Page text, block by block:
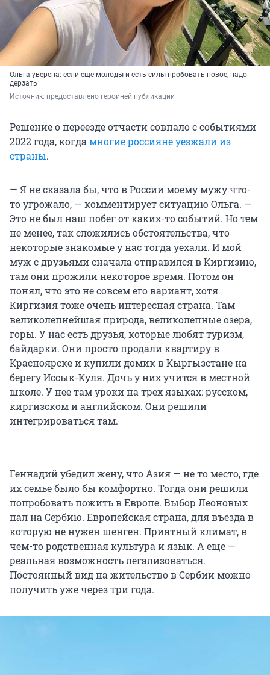
Ольга уверена: если еще молоды и есть силы пробовать новое, надо
дерзать
Источник: предоставлено героиней публикации
Решение о переезде отчасти совпало с событиями
2022 года, когдамногие россияне уезжали из
страны.
— Я не сказала бы, что в России моему мужу что-
то угрожало, — комментирует ситуацию Ольга. —
Это не был наш побег от каких-то событий. Но тем
не менее, так сложились обстоятельства, что
некоторые знакомые у нас тогда уехали. И мой
муж с друзьями сначала отправился в Киргизию,
там они прожили некоторое время. Потом он
понял, что это не совсем его вариант, хотя
Киргизия тоже очень интересная страна. Там
великолепнейшая природа, великолепные озера,
горы. У нас есть друзья, которые любят туризм,
байдарки. Они просто продали квартиру в
Красноярске и купили домик в Кыргызстане на
берегу Иссык-Куля. Дочь у них учится в местной
школе. У нее там уроки на трех языках: русском,
киргизском и английском. Они решили
интегрироваться там.
Геннадий убедил жену, что Азия — не то место, где
их семье было бы комфортно. Тогда они решили
попробовать пожить в Европе. Выбор Леоновых
пал на Сербию. Европейская страна, для въезда в
которую не нужен шенген. Приятный климат, в
чем-то родственная культура и язык. А еще —
реальная возможность легализоваться.
Постоянный вид на жительство в Сербии можно
получить уже через три года.